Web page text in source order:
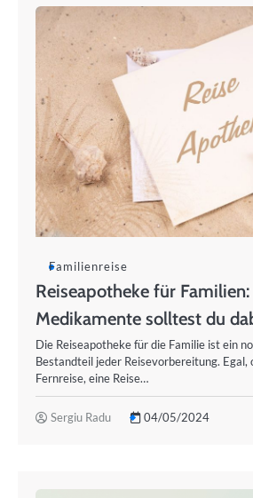
Familienreise
Reiseapotheke für
Medikamente solltest du
Die Reiseapotheke für die Familie ist ein
Bestandteil jeder Reisevorbereitung. Egal,
Fernreise, eine Reise…
Sergiu Radu 04/05/2024